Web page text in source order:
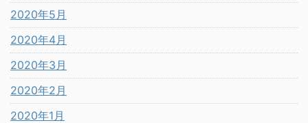
2020年5月
2020年4月
2020年3月
2020年2月
2020年1月